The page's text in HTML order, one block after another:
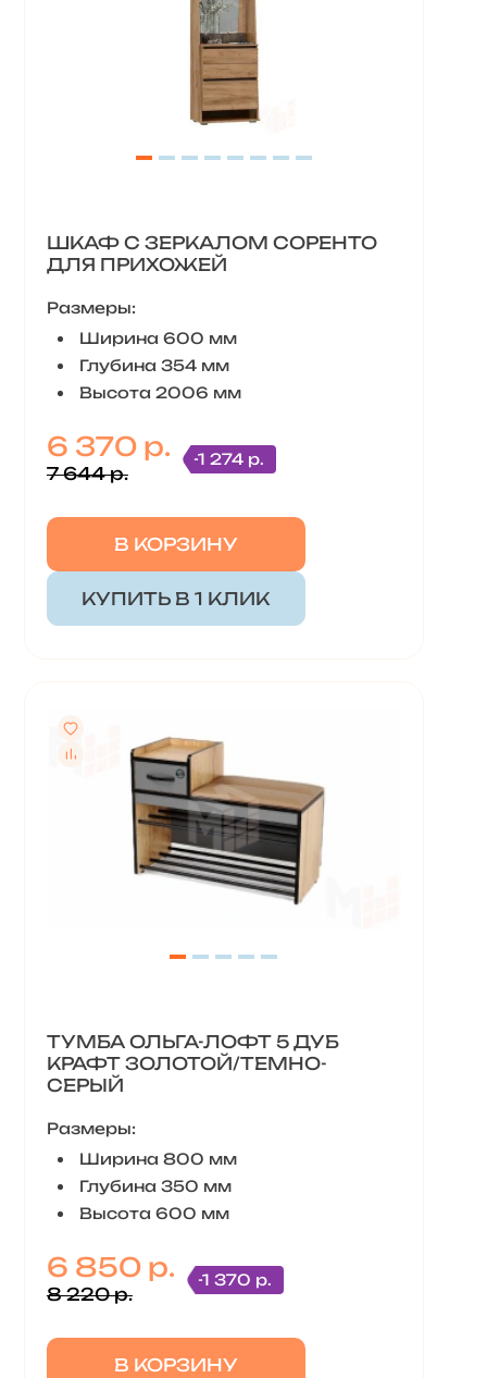
ШКАФ С ЗЕРКАЛОМ СОРЕНТО
ДЛЯ ПРИХОЖЕЙ
Размеры:
Ширина 600 мм
Глубина 354 мм
Высота 2006 мм
6 370 р.
7 644 р.
-1 274 р.
В КОРЗИНУ
КУПИТЬ В 1 КЛИК
ТУМБА ОЛЬГА-ЛОФТ 5 ДУБ
КРАФТ ЗОЛОТОЙ/ТЕМНО-
СЕРЫЙ
Размеры:
Ширина 800 мм
Глубина 350 мм
Высота 600 мм
6 850 р.
8 220 р.
-1 370 р.
В КОРЗИНУ